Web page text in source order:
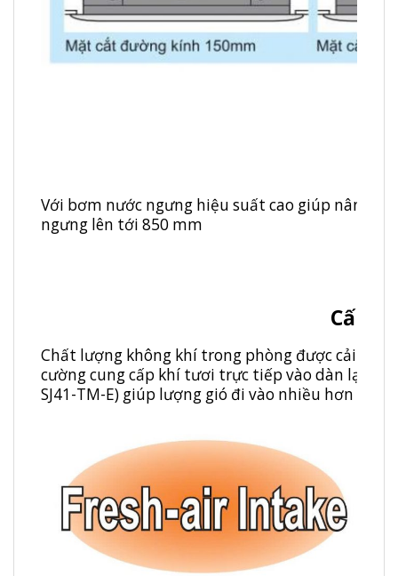
Với bơm nước ngưng hiệu suất cao giúp nâng
ngưng lên tới 850 mm
Cấp
Chất lượng không khí trong phòng được cải
cường cung cấp khí tươi trực tiếp vào dàn lạnh.
SJ41-TM-E) giúp lượng gió đi vào nhiều hơn